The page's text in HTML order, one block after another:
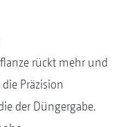
rückt mehr und
Präzision
der Düngergabe.